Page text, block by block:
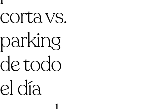
corta vs.
parking
de todo
el día